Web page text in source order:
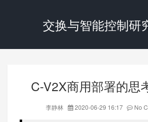
交换与智能控制研
C-V2X商用部署的思
李静林 2020-06-29 16:17 No